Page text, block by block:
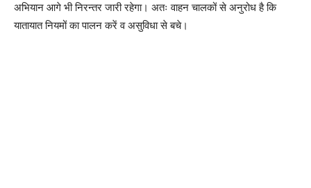
अभियान आगे भी निरन्तर जारी रहेगा। अतः वाहन चालकों से अनुरोध है कि
यातायात नियमों का पालन करें व असुविधा से बचे।